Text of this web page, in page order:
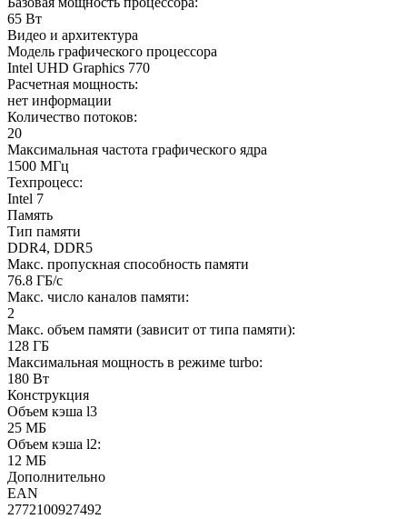
65 Вт
Видео и архитектура
Модель графического процессора
Intel UHD Graphics 770
Расчетная мощность:
нет информации
Количество потоков:
20
Максимальная частота графического ядра
1500 МГц
Техпроцесс:
Intel 7
Память
Тип памяти
DDR4, DDR5
Макс. пропускная способность памяти
76.8 ГБ/с
Макс. число каналов памяти:
2
Макс. объем памяти (зависит от типа памяти):
128 ГБ
Максимальная мощность в режиме turbo:
180 Вт
Конструкция
Объем кэша l3
25 МБ
Объем кэша l2:
12 МБ
Дополнительно
EAN
2772100927492